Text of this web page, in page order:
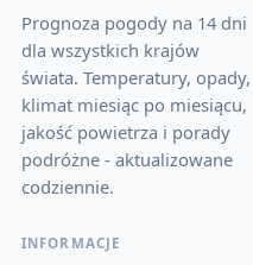
Prognoza pogody na 14 dni
dla wszystkich krajów
świata. Temperatury, opady,
klimat miesiąc po miesiącu,
jakość powietrza i porady
podróżne - aktualizowane
codziennie.
INFORMACJE